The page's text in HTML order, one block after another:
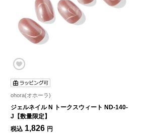
ohora(オホーラ)
ジェルネイル N トークスウィート ND-140-
J【数量限定】
税込 1,826 円